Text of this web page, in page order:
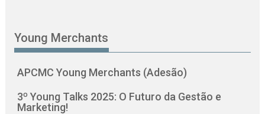
Young Merchants
APCMC Young Merchants (Adesão)
3º Young Talks 2025: O Futuro da Gestão e
Marketing!